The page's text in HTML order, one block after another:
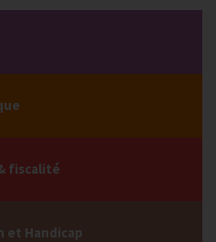
fiscalité
et Handicap